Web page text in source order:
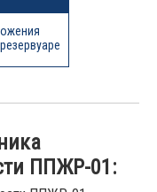
ППЖР-01: